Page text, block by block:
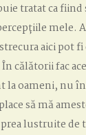
tratat ca
mele.
aici pot
călătorii fac
la oameni, nu
să mă
lustruite de